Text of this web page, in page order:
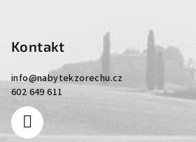
Kontakt
info@nabytekzorechu.cz
602 649 611